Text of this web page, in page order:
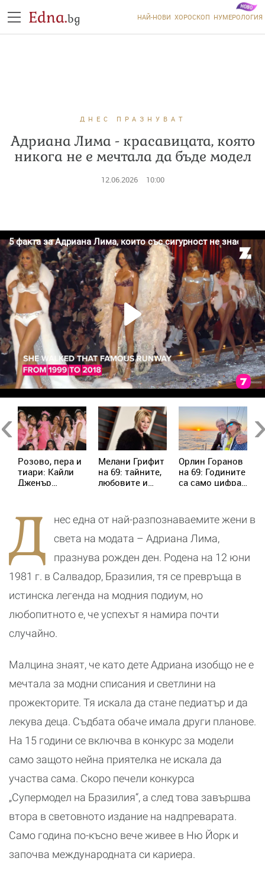
Edna.bg НАЙ-НОВИ ХОРОСКОП НУМЕРОЛОГИЯ
ДНЕС ПРАЗНУВАТ
Адриана Лима - красавицата, която
никога не е мечтала да бъде модел
12.06.2026 10:00
Розово, пера и
тиари: Кайли
Дженър
ден в истинска
момичешка
приказка
Мелани Грифит
на 69: тайните,
любовите и
холивудския
блясък
Орлин Горанов
на 69: Годините
са само цифра
Д
нес една от най-разпознаваемите жени в
света на модата – Адриана Лима,
празнува рожден ден. Родена на 12 юни
1981 г. в Салвадор, Бразилия, тя се превръща в
истинска легенда на модния подиум, но
любопитното е, че успехът я намира почти
случайно.
Малцина знаят, че като дете Адриана изобщо не е
мечтала за модни списания и светлини на
прожекторите. Тя искала да стане педиатър и да
лекува деца. Съдбата обаче имала други планове.
На 15 години се включва в конкурс за модели
само защото нейна приятелка не искала да
участва сама. Скоро печели конкурса
„Супермодел на Бразилия“, а след това завършва
втора в световното издание на надпреварата.
Само година по-късно вече живее в Ню Йорк и
започва международната си кариера.